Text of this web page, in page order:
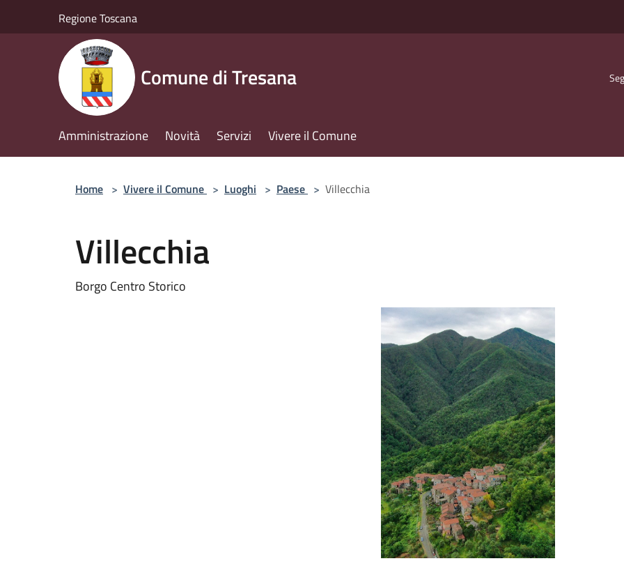
Regione Toscana
Comune di Tresana
Amministrazione Novità Servizi Vivere il Comune
Home > Vivere il Comune > Luoghi > Paese > Villecchia
Villecchia
Borgo Centro Storico